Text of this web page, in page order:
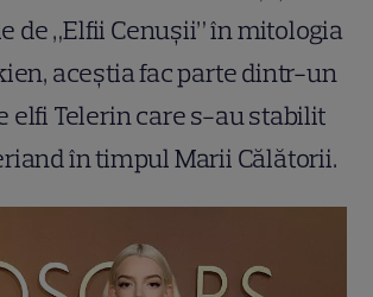
de „Elfii Cenușii” în mitologia
aceștia fac parte dintr-un
elfi Telerin care s-au stabilit
în timpul Marii Călătorii.